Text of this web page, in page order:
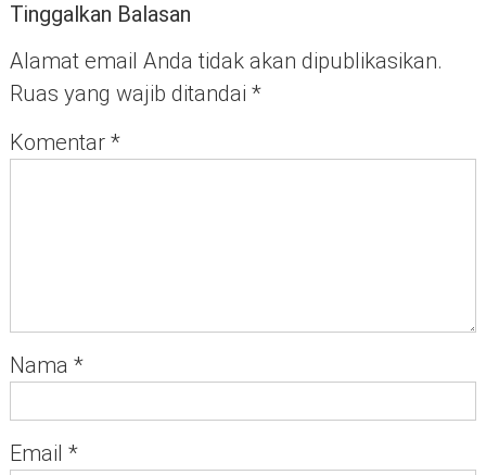
Tinggalkan Balasan
Alamat email Anda tidak akan dipublikasikan.
Ruas yang wajib ditandai *
Komentar *
Nama *
Email *